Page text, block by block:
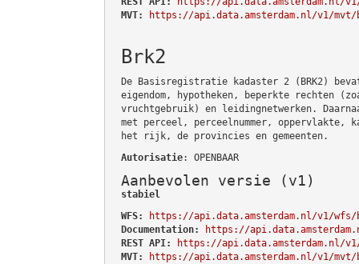
MVT:
https://api.data.amsterdam.nl/v1/mvt/
Brk2
De Basisregistratie kadaster 2 (BRK2)
eigendom, hypotheken, beperkte rechten
vruchtgebruik) en leidingnetwerken.
met perceel, perceelnummer, oppervlakte,
het rijk, de provincies en gemeenten.
Autorisatie: OPENBAAR
Aanbevolen versie (v1)
stabiel
WFS:
https://api.data.amsterdam.nl/v1/wfs/
Documentation:
https://
REST API:
https://api.data.amsterdam.nl/
MVT:
https://api.data.amsterdam.nl/v1/mvt/